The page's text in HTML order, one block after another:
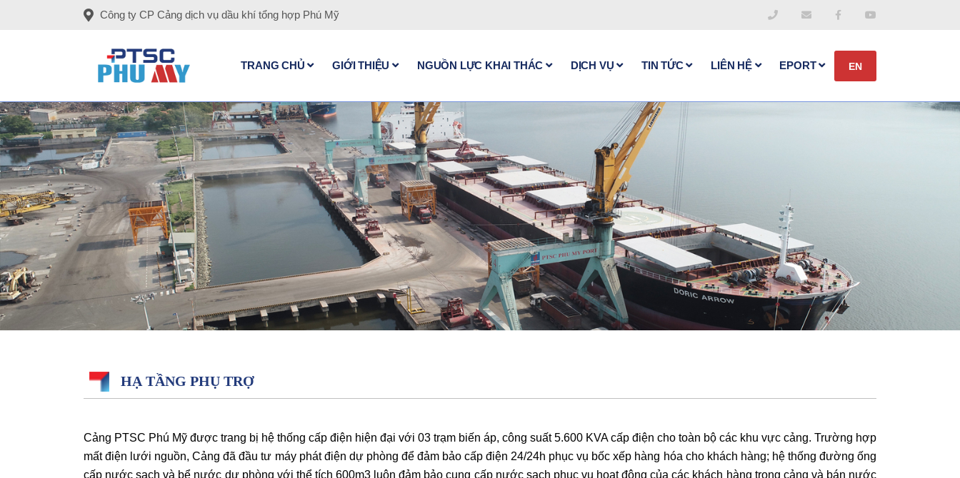
Công ty CP Cảng dịch vụ dầu khí tổng hợp Phú Mỹ
TRANG CHỦ GIỚI THIỆU NGUỒN LỰC KHAI THÁC DỊCH VỤ TIN TỨC LIÊN HỆ EPORT EN
HẠ TẦNG PHỤ TRỢ
Cảng PTSC Phú Mỹ được trang bị hệ thống cấp điện hiện đại với 03 trạm biến áp, công suất 5.600 KVA cấp điện cho toàn bộ các khu vực cảng. Trường hợp
mất điện lưới nguồn, Cảng đã đầu tư máy phát điện dự phòng để đảm bảo cấp điện 24/24h phục vụ bốc xếp hàng hóa cho khách hàng; hệ thống đường ống
cấp nước sạch và bể nước dự phòng với thể tích 600m3 luôn đảm bảo cung cấp nước sạch phục vụ hoạt động của các khách hàng trong cảng và bán nước